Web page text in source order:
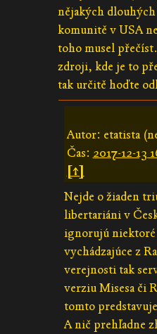
nějakých
komunitě v USA
toho musel
zdroji, kde je to
tak určitě hoďte
Autor: etatista
Čas: 2017-12-13
[↑]
Nejde o žiaden
libertariáni v
ignorujú
vychádzajúce z
verejnosti tak
verziu Misesa či
tomto
A nič prehľadne